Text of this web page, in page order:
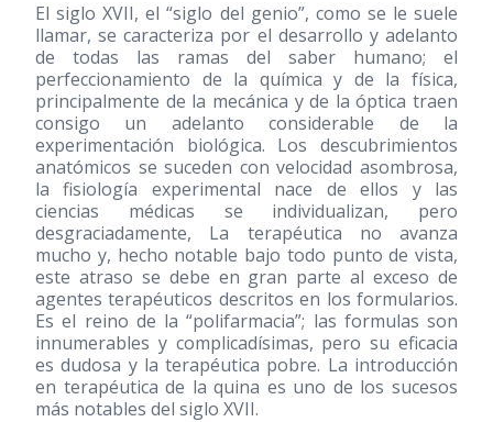
El siglo XVII, el “siglo del genio”, como se le suele
llamar, se caracteriza por el desarrollo y adelanto
de todas las ramas del saber humano; el
perfeccionamiento de la química y de la física,
principalmente de la mecánica y de la óptica traen
consigo un adelanto considerable de la
experimentación biológica. Los descubrimientos
anatómicos se suceden con velocidad asombrosa,
la fisiología experimental nace de ellos y las
ciencias médicas se individualizan, pero
desgraciadamente, La terapéutica no avanza
mucho y, hecho notable bajo todo punto de vista,
este atraso se debe en gran parte al exceso de
agentes terapéuticos descritos en los formularios.
Es el reino de la “polifarmacia”; las formulas son
innumerables y complicadísimas, pero su eficacia
es dudosa y la terapéutica pobre. La introducción
en terapéutica de la quina es uno de los sucesos
más notables del siglo XVII.